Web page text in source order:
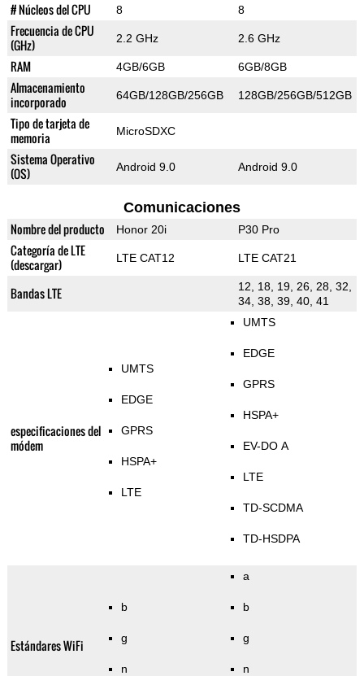
# Núcleos del CPU 8 8
Frecuencia de CPU
(GHz)
2.2 GHz 2.6 GHz
RAM 4GB/6GB 6GB/8GB
Almacenamiento
incorporado
64GB/128GB/256GB 128GB/256GB/512GB
Tipo de tarjeta de
memoria
MicroSDXC
Sistema Operativo
(OS)
Android 9.0 Android 9.0
Comunicaciones
Nombre del producto Honor 20i P30 Pro
Categoría de LTE
(descargar)
LTE CAT12 LTE CAT21
Bandas LTE
12, 18, 19, 26, 28, 32,
34, 38, 39, 40, 41
especificaciones del
módem
UMTS
EDGE
GPRS
HSPA+
LTE
UMTS
EDGE
GPRS
HSPA+
EV-DO A
LTE
TD-SCDMA
TD-HSDPA
Estándares WiFi
b
g
n
a
b
g
n